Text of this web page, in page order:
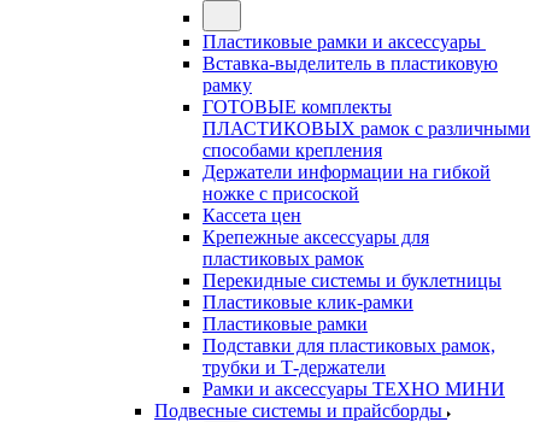
Пластиковые рамки и аксессуары
Вставка-выделитель в пластиковую
рамку
ГОТОВЫЕ комплекты
ПЛАСТИКОВЫХ рамок с различными
способами крепления
Держатели информации на гибкой
ножке с присоской
Кассета цен
Крепежные аксессуары для
пластиковых рамок
Перекидные системы и буклетницы
Пластиковые клик-рамки
Пластиковые рамки
Подставки для пластиковых рамок,
трубки и Т-держатели
Рамки и аксессуары ТЕХНО МИНИ
Подвесные системы и прайсборды